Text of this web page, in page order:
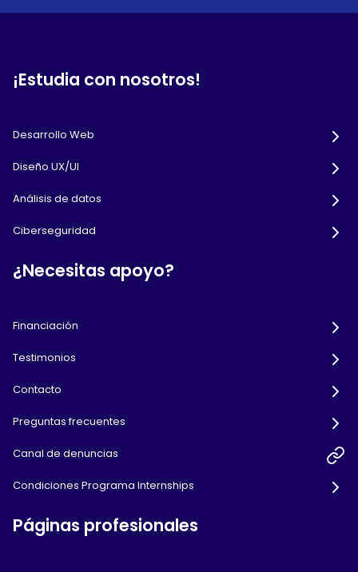
¡Estudia con nosotros!
Desarrollo Web
Diseño UX/UI
Análisis de datos
Ciberseguridad
¿Necesitas apoyo?
Financiación
Testimonios
Contacto
Preguntas frecuentes
Canal de denuncias
Condiciones Programa Internships
Páginas profesionales